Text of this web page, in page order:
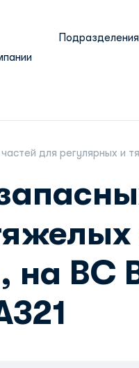
Подразделения
для регулярных и
ВС